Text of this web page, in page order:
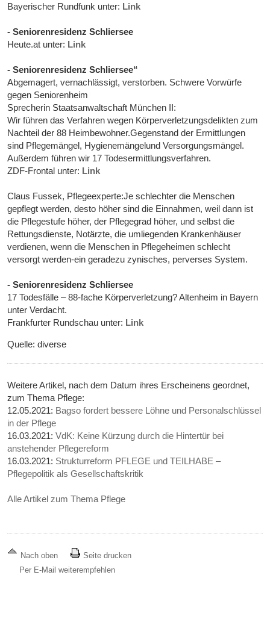
Bayerischer Rundfunk unter: Link
- Seniorenresidenz Schliersee
Heute.at unter: Link
- Seniorenresidenz Schliersee“
Abgemagert, vernachlässigt, verstorben. Schwere Vorwürfe
gegen Seniorenheim
Sprecherin Staatsanwaltschaft München II:
Wir führen das Verfahren wegen Körperverletzungsdelikten zum
Nachteil der 88 Heimbewohner.Gegenstand der Ermittlungen
sind Pflegemängel, Hygienemängelund Versorgungsmängel.
Außerdem führen wir 17 Todesermittlungsverfahren.
ZDF-Frontal unter: Link
Claus Fussek, Pflegeexperte:Je schlechter die Menschen
gepflegt werden, desto höher sind die Einnahmen, weil dann ist
die Pflegestufe höher, der Pflegegrad höher, und selbst die
Rettungsdienste, Notärzte, die umliegenden Krankenhäuser
verdienen, wenn die Menschen in Pflegeheimen schlecht
versorgt werden-ein geradezu zynisches, perverses System.
- Seniorenresidenz Schliersee
17 Todesfälle – 88-fache Körperverletzung? Altenheim in Bayern
unter Verdacht.
Frankfurter Rundschau unter: Link
Quelle: diverse
Weitere Artikel, nach dem Datum ihres Erscheinens geordnet,
zum Thema Pflege:
12.05.2021: Bagso fordert bessere Löhne und Personalschlüssel
in der Pflege
16.03.2021:VdK: Keine Kürzung durch die Hintertür bei
anstehender Pflegereform
16.03.2021: Strukturreform PFLEGE und TEILHABE –
Pflegepolitik als Gesellschaftskritik
Alle Artikel zum Thema Pflege
Nach oben
Seite drucken
Per E-Mail weiterempfehlen